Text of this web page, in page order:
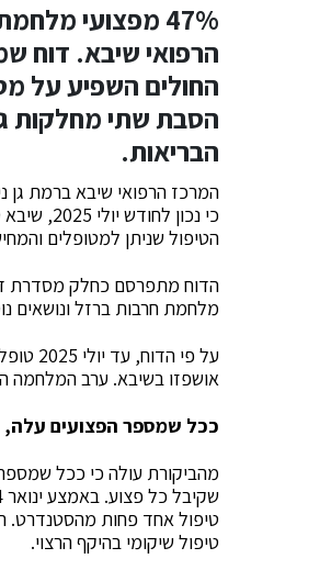
47% מפצועי
הרפואי שיבא. דוח
החולים השפיע על
הסבת שתי מחלקות
הבריאות.
המרכז הרפואי שיבא ברמת גן
כי נכון
הטיפול שניתן למטופלים
מלחמת חרבות ברזל ונושאים
אושפזו בשיבא. ערב המלחמה היו בישראל 851 מיטות שיקום, ועד ינואר 2025
ככל שמספר הפצועים עלה,
מהביקורת עולה כי ככל
טיפול אחד פחות מהסטנדרט.
טיפול שיקומי בהיקף הרצוי.